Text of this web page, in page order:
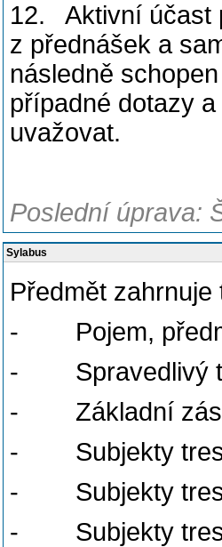
12. Aktivní účast
z přednášek a
následně
případné dotazy
uvažovat.
Poslední úprava:
Sylabus
Předmět zahrnuje
- Pojem,
- Spravedlivý
- Základní
- Subjekty
- Subjekty
- Subjekty